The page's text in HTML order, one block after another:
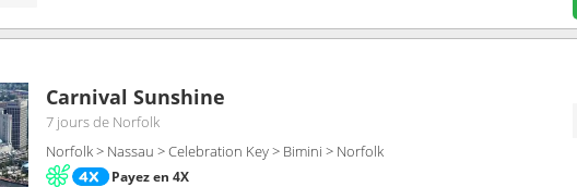
Carnival Sunshine
7 joursde Norfolk
Norfolk > Nassau > Celebration Key > Bimini > Norfolk
Payez en 4X